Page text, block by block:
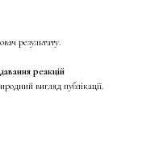
результату.
реакцій
вигляд публікації.